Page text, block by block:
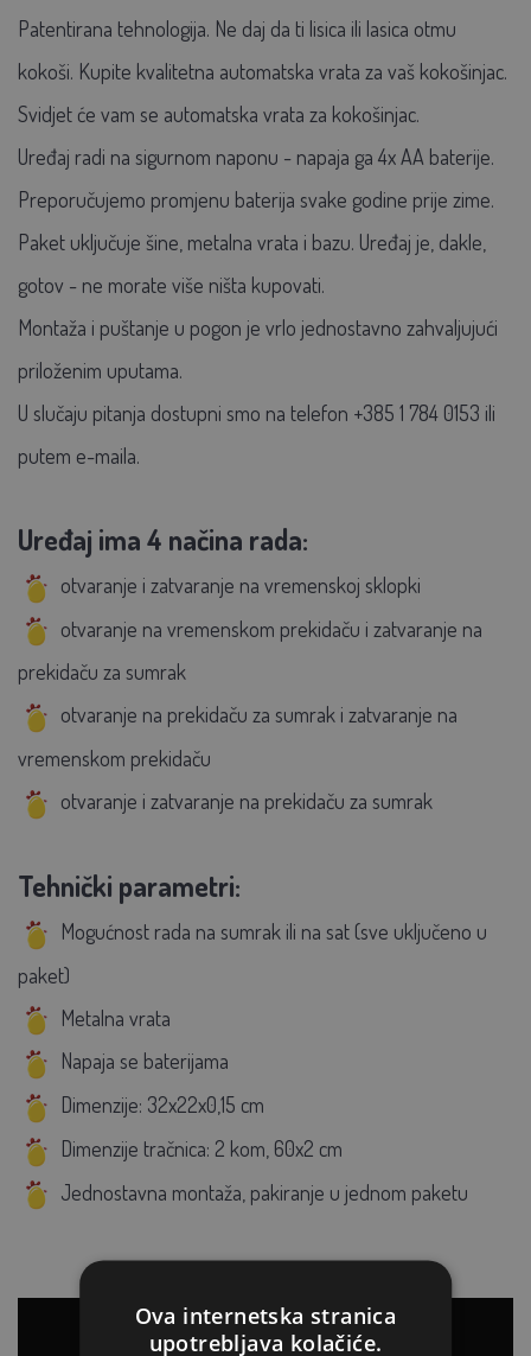
Patentirana tehnologija. Ne daj da ti lisica ili lasica otmu
kokoši. Kupite kvalitetna automatska vrata za vaš kokošinjac.
Svidjet će vam se automatska vrata za kokošinjac.
Uređaj radi na sigurnom naponu - napaja ga 4x AA baterije.
Preporučujemo promjenu baterija svake godine prije zime.
Paket uključuje šine, metalna vrata i bazu. Uređaj je, dakle,
gotov - ne morate više ništa kupovati.
Montaža i puštanje u pogon je vrlo jednostavno zahvaljujući
priloženim uputama.
U slučaju pitanja dostupni smo na telefon +385 1 784 0153 ili
putem e-maila.
Uređaj ima 4 načina rada:
otvaranje i zatvaranje na vremenskoj sklopki
otvaranje na vremenskom prekidaču i zatvaranje na
prekidaču za sumrak
otvaranje na prekidaču za sumrak i zatvaranje na
vremenskom prekidaču
otvaranje i zatvaranje na prekidaču za sumrak
Tehnički parametri:
Mogućnost rada na sumrak ili na sat (sve uključeno u
paket)
Metalna vrata
Napaja se baterijama
Dimenzije: 32x22x0,15 cm
Dimenzije tračnica: 2 kom, 60x2 cm
Jednostavna montaža, pakiranje u jednom paketu
Ova internetska stranica
upotrebljava kolačiće.